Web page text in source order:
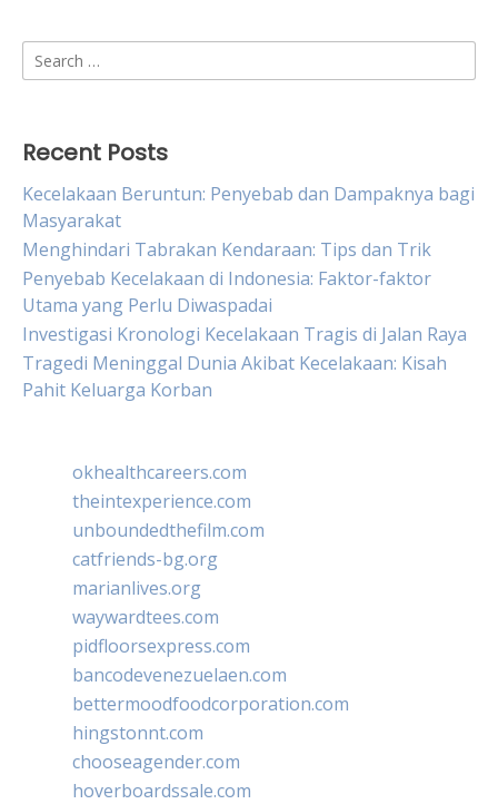
Search
for:
Recent Posts
Kecelakaan Beruntun: Penyebab dan Dampaknya bagi
Masyarakat
Menghindari Tabrakan Kendaraan: Tips dan Trik
Penyebab Kecelakaan di Indonesia: Faktor-faktor
Utama yang Perlu Diwaspadai
Investigasi Kronologi Kecelakaan Tragis di Jalan Raya
Tragedi Meninggal Dunia Akibat Kecelakaan: Kisah
Pahit Keluarga Korban
okhealthcareers.com
theintexperience.com
unboundedthefilm.com
catfriends-bg.org
marianlives.org
waywardtees.com
pidfloorsexpress.com
bancodevenezuelaen.com
bettermoodfoodcorporation.com
hingstonnt.com
chooseagender.com
hoverboardssale.com